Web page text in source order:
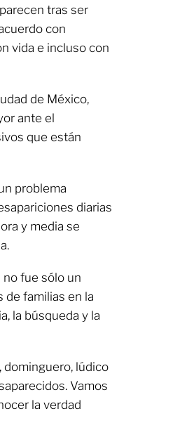
tras ser
con
vida e incluso con
de México,
ante el
que están
problema
diarias
y media se
no fue sólo un
de familias en la
la búsqueda y la
dominguero, lúdico
Vamos
la verdad